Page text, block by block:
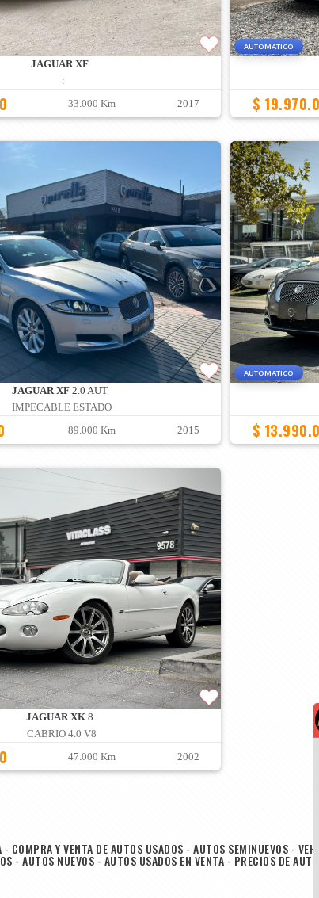
JAGUAR XF
:
33.000 Km 2017
AUTOMATICO
$
JAGUAR XF 2.0 AUT
IMPECABLE ESTADO
89.000 Km 2015
AUTOMATICO
$
JAGUAR XK 8
CABRIO 4.0 V8
47.000 Km 2002
Y VENTA DE AUTOS USADOS - AUTOS SEMINUEVOS -
- AUTOS NUEVOS - AUTOS USADOS EN VENTA - PRECIOS DE